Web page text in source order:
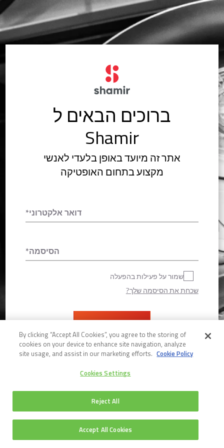
ברוכים הבאים ל
Shamir
אתר זה מיועד באופן בלעדי לאנשי
מקצוע בתחום האופטיקה
דואר אלקטרוני
הסיסמה
שמור על פעילות בהפעלה
שכחת את הסיסמה שלך?
עדיין אין לי חשבון בפורטל Shamir
By clicking “Accept All Cookies”, you agree to the storing of
cookies on your device to enhance site navigation, analyze
site usage, and assist in our marketing efforts. Cookie Policy
Cookies Settings
Reject All
Accept All Cookies